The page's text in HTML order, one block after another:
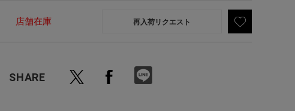
店舗在庫 再入荷リクエスト
SHARE